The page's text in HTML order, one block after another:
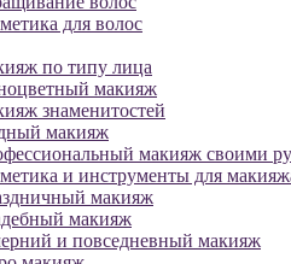
для волос
по типу лица
макияж
знаменитостей
макияж
макияж своими
и инструменты для
макияж
макияж
и повседневный макияж